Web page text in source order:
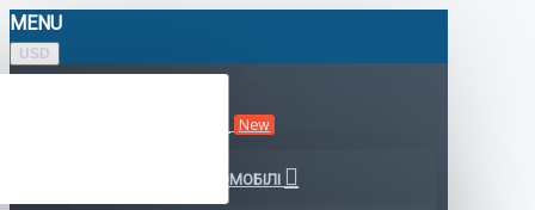
MENU
USD
New
ЕЛЕКТРОМОБІЛІ